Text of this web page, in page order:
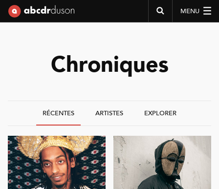
MENU
Chroniques
RÉCENTES ARTISTES EXPLORER